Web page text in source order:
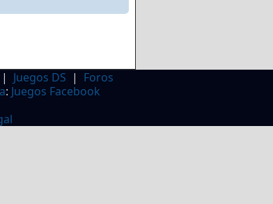
| Juegos DS | Foros
: Juegos Facebook